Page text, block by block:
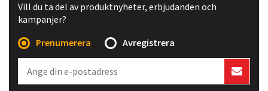
Vill du ta del av produktnyheter, erbjudanden och
kampanjer?
Prenumerera
Avregistrera